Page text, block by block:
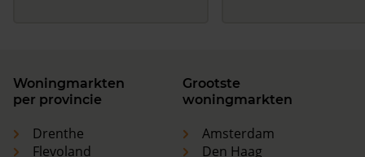
Woningmarkten
per provincie
Drenthe
Flevoland
Grootste
woningmarkten
Amsterdam
Den Haag